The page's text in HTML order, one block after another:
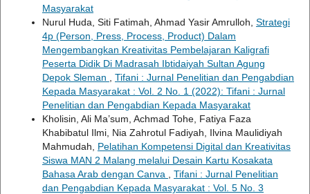
Masyarakat
Nurul Huda, Siti Fatimah, Ahmad Yasir Amrulloh, Strategi
4p (Person, Press, Process, Product) Dalam
Mengembangkan Kreativitas Pembelajaran Kaligrafi
Peserta Didik Di Madrasah Ibtidaiyah Sultan Agung
Depok Sleman
Tifani : Jurnal Penelitian dan Pengabdian
Kepada Masyarakat : Vol. 2 No. 1 (2022): Tifani : Jurnal
Penelitian dan Pengabdian Kepada Masyarakat
Kholisin, Ali Ma’sum, Achmad Tohe, Fatiya Faza
Khabibatul Ilmi, Nia Zahrotul Fadiyah, Ilvina Maulidiyah
Mahmudah, Pelatihan Kompetensi Digital dan Kreativitas
Siswa MAN 2 Malang melalui Desain Kartu Kosakata
Bahasa Arab dengan Canva
Tifani : Jurnal Penelitian
dan Pengabdian Kepada Masyarakat : Vol. 5 No. 3